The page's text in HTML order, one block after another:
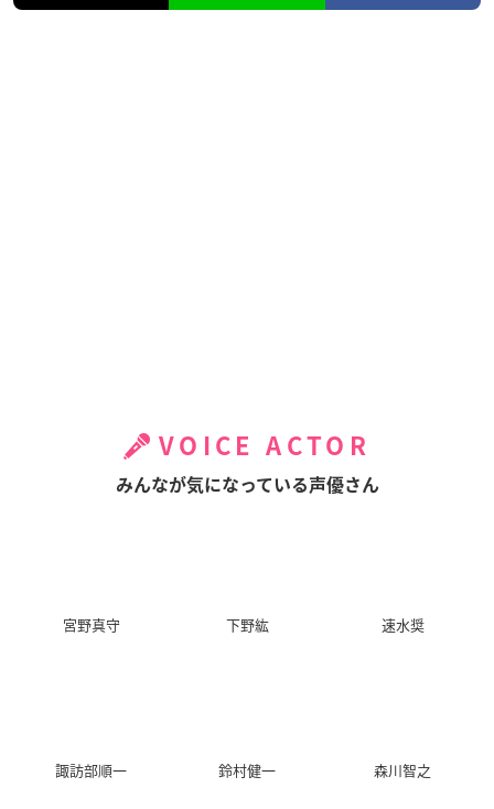
VOICE ACTOR
みんなが気になっている声優さん
宮野真守 下野紘 速水奨
諏訪部順一 鈴村健一 森川智之